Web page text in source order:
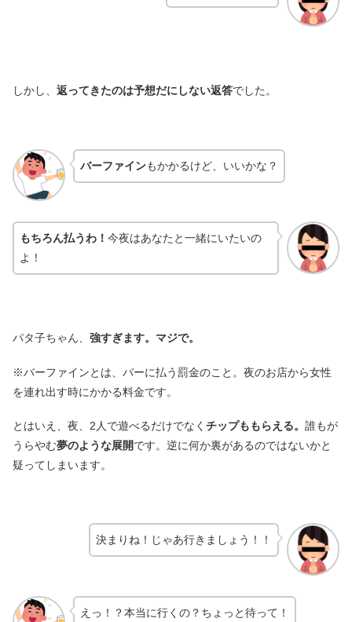
しかし、 返ってきたのは予想だにしない返答でした。
バーファインもかかるけど、いいかな？
もちろん払うわ！ 今夜はあなたと一緒にいたいの
よ！
パタ子ちゃん、 強すぎます。マジで。
※バーファインとは、バーに払う罰金のこと。夜のお店から女性
を連れ出す時にかかる料金です。
とはいえ、夜、2人で遊べるだけでなく チップももらえる。 誰もが
うらやむ夢のような展開です。逆に何か裏があるのではないかと
疑ってしまいます。
決まりね！じゃあ行きましょう！！
えっ！？本当に行くの？ちょっと待って！